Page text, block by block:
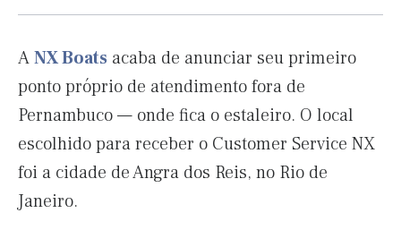
ANX Boats acaba de anunciar seu primeiro
ponto próprio de atendimento fora de
Pernambuco — onde fica o estaleiro. O local
escolhido para receber o Customer Service NX
foi a cidade de Angra dos Reis, no Rio de
Janeiro.